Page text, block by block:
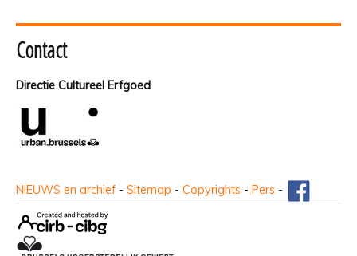
Contact
Directie Cultureel Erfgoed
NIEUWS en archief - Sitemap - Copyrights - Pers -